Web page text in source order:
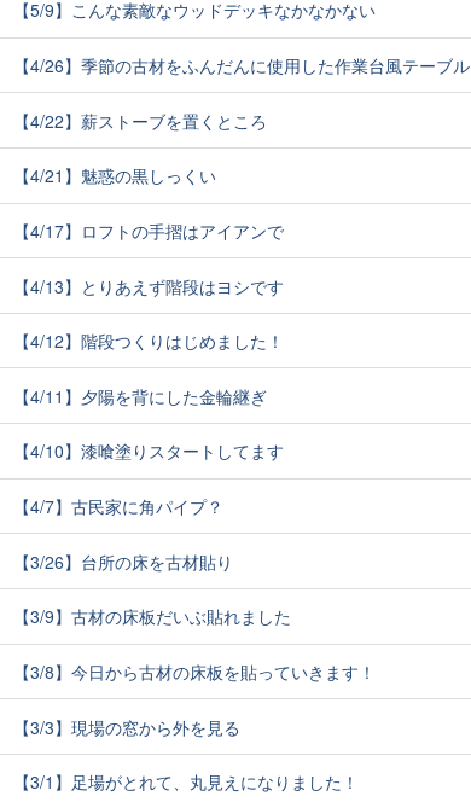
【5/9】こんな素敵なウッドデッキなかなかない
【4/26】季節の古材をふんだんに使用した作業台風テーブル
【4/22】薪ストーブを置くところ
【4/21】魅惑の黒しっくい
【4/17】ロフトの手摺はアイアンで
【4/13】とりあえず階段はヨシです
【4/12】階段つくりはじめました！
【4/11】夕陽を背にした金輪継ぎ
【4/10】漆喰塗りスタートしてます
【4/7】古民家に角パイプ？
【3/26】台所の床を古材貼り
【3/9】古材の床板だいぶ貼れました
【3/8】今日から古材の床板を貼っていきます！
【3/3】現場の窓から外を見る
【3/1】足場がとれて、丸見えになりました！